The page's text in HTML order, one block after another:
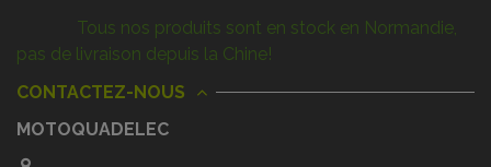
Tous nos produits sont en stock en Normandie,
pas de livraison depuis la Chine!
CONTACTEZ-NOUS
MOTOQUADELEC